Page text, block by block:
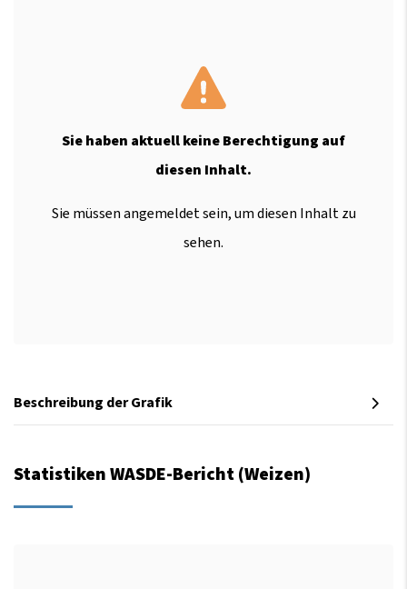
Sie haben aktuell keine Berechtigung auf
diesen Inhalt.
Sie müssen angemeldet sein, um diesen Inhalt zu
sehen.
Beschreibung der Grafik
Statistiken WASDE-Bericht (Weizen)